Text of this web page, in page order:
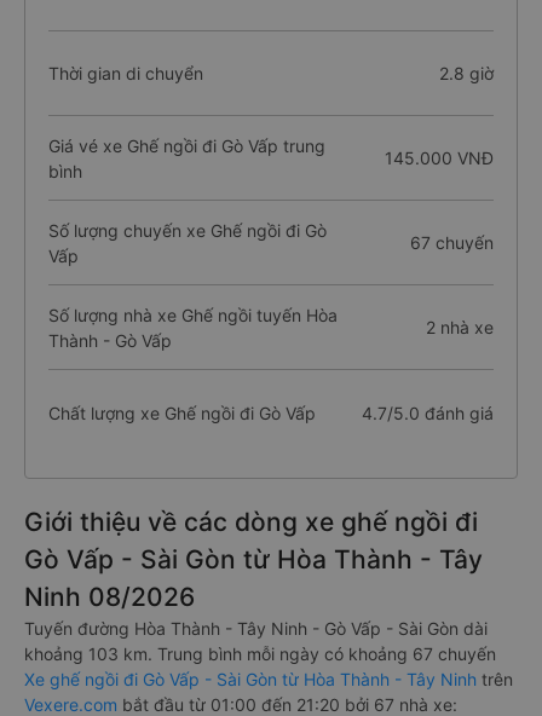
Thời gian di chuyển 2.8 giờ
Giá vé xe Ghế ngồi đi Gò Vấp trung
bình
145.000 VNĐ
Số lượng chuyến xe Ghế ngồi đi Gò
Vấp
67 chuyến
Số lượng nhà xe Ghế ngồi tuyến Hòa
Thành - Gò Vấp
2 nhà xe
Chất lượng xe Ghế ngồi đi Gò Vấp 4.7/5.0 đánh giá
Giới thiệu về các dòng xe ghế ngồi đi
Gò Vấp - Sài Gòn từ Hòa Thành - Tây
Ninh 08/2026
Tuyến đường Hòa Thành - Tây Ninh - Gò Vấp - Sài Gòn dài
khoảng 103 km. Trung bình mỗi ngày có khoảng 67 chuyến
Xe ghế ngồi đi Gò Vấp - Sài Gòn từ Hòa Thành - Tây Ninh trên
Vexere.com bắt đầu từ 01:00 đến 21:20 bởi 67 nhà xe: